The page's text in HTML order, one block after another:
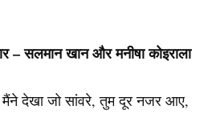
– सलमान खान और मनीषा कोइराला
देखा जो सांवरे, तुम दूर नजर आए,